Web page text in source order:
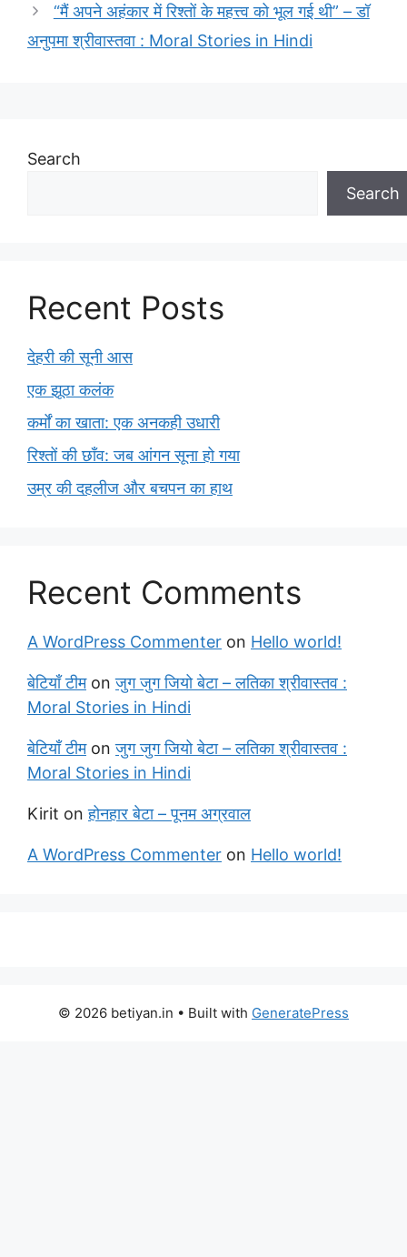
“मैं अपने अहंकार में रिश्तों के महत्त्व को भूल गई थी” – डॉ
अनुपमा श्रीवास्तवा : Moral Stories in Hindi
Search
Search
Recent Posts
देहरी की सूनी आस
एक झूठा कलंक
कर्मों का खाता: एक अनकही उधारी
रिश्तों की छाँव: जब आंगन सूना हो गया
उम्र की दहलीज और बचपन का हाथ
Recent Comments
A WordPress Commenter on Hello world!
बेटियाँ टीमonजुग जुग जियो बेटा – लतिका श्रीवास्तव :
Moral Stories in Hindi
बेटियाँ टीमonजुग जुग जियो बेटा – लतिका श्रीवास्तव :
Moral Stories in Hindi
Kirit onहोनहार बेटा – पूनम अग्रवाल
A WordPress Commenter on Hello world!
© 2026 betiyan.in • Built with GeneratePress